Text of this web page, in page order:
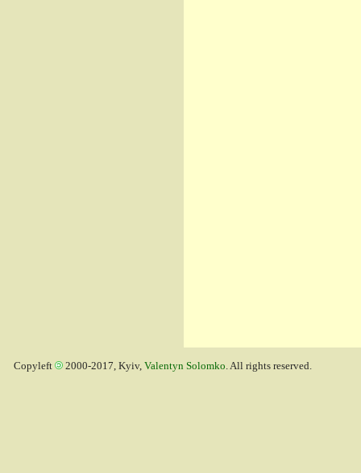
Copyleft 2000-2017, Kyiv, Valentyn Solomko. All rights reserved.